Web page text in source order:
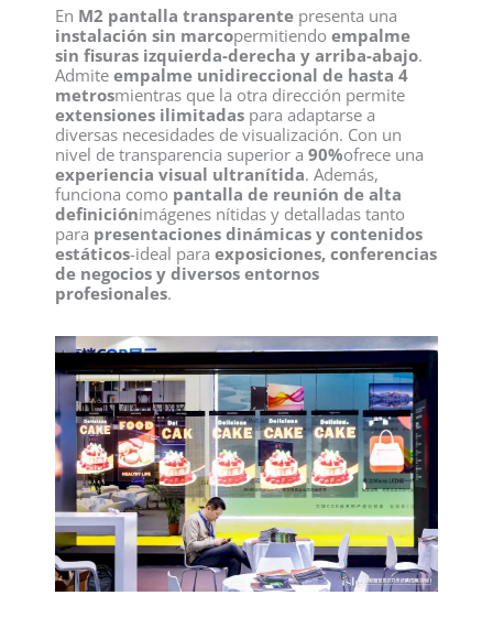
En M2 pantalla transparente presenta una
instalación sin marcopermitiendo empalme
sin fisuras izquierda-derecha y arriba-abajo.
Admite empalme unidireccional de hasta 4
metrosmientras que la otra dirección permite
extensiones ilimitadas para adaptarse a
diversas necesidades de visualización. Con un
nivel de transparencia superior a 90%ofrece una
experiencia visual ultranítida. Además,
funciona como pantalla de reunión de alta
definiciónimágenes nítidas y detalladas tanto
para presentaciones dinámicas y contenidos
estáticos-ideal para exposiciones, conferencias
de negocios y diversos entornos
profesionales.